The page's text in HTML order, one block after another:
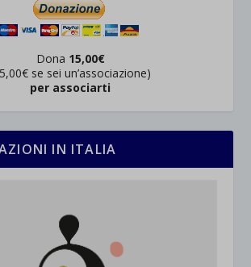
Dona 15,00€
se sei un’associazione)
per associarti
IN ITALIA